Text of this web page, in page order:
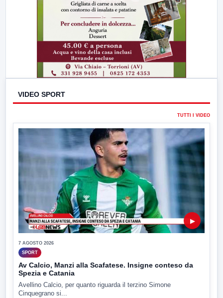
VIDEO SPORT
TUTTI I VIDEO
▶
7 AGOSTO 2026
SPORT
Av Calcio, Manzi alla Scafatese. Insigne conteso da
Spezia e Catania
Avellino Calcio, per quanto riguarda il terzino Simone
Cinquegrano si...